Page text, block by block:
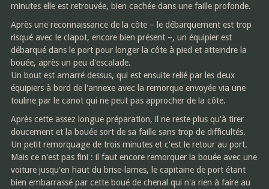
minutes elle est retrouvée, bien cachée dans une faille profonde.
Après une reconnaissance de la côte – le débarquement est trop
risqué avec le clapot, encore bien présent –, un équipier est
débarqué dans le port pour longer la côte à pied et atteindre la
bouée, après un peu d'escalade.
Un bout est amarré dessus, qui est ensuite relié par les deux
équipiers à bord de l'annexe avec la remorque envoyée via une
touline par le canot qui ne peut pas approcher de la côte.
Après cette assez longue préparation, il ne reste plus qu'à tirer
doucement et la bouée sort de sa faille sans trop de difficultés.
Un petit remorquage de trois minutes et c'est le retour au port.
Mais ce n'est pas fini : il faut encore remorquer la bouée avec une
voiture jusqu'en haut du brise-lames, le capitaine de port étant
bien embarrassé par cette boué de chenal qui n'a rien à faire au